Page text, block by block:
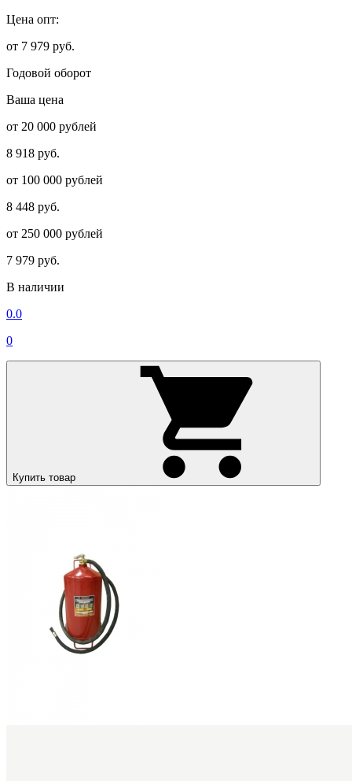
Цена опт:
от 7 979 руб.
Годовой оборот
Ваша цена
от 20 000 рублей
8 918 руб.
от 100 000 рублей
8 448 руб.
от 250 000 рублей
7 979 руб.
В наличии
0.0
0
Купить товар